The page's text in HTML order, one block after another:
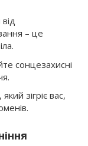
– це
сонцезахисні
зігріє вас,